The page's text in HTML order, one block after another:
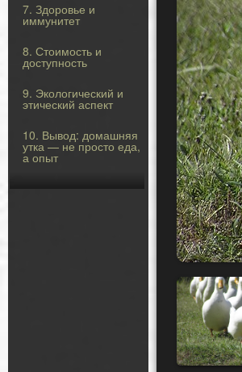
7. Здоровье и
иммунитет
8. Стоимость и
доступность
9. Экологический и
этический аспект
10. Вывод: домашняя
утка — не просто еда,
а опыт